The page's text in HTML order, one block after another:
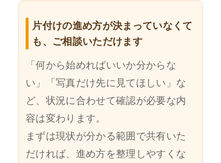
片付けの進め方が決まっていなくて
も、ご相談いただけます
「何から始めればいいか分からな
い」「写真だけ先に見てほしい」な
ど、状況に合わせて確認が必要な内
容は変わります。
まずは現状が分かる範囲で共有いた
だければ、進め方を整理しやすくな